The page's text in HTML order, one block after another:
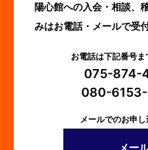
陽心館への入会・相談、
みはお電話・メールで受
お電話は下記番号
075-874-
080-
メールでのお申
メー